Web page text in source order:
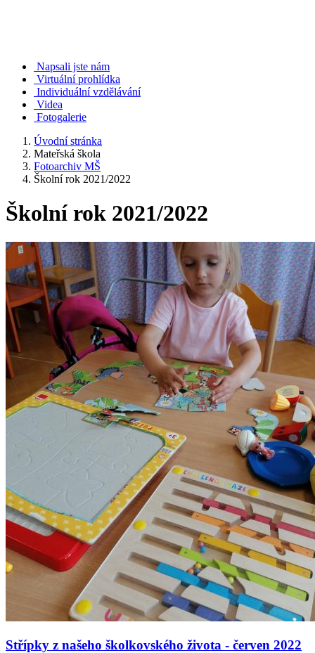
Napsali jste nám
Virtuální prohlídka
Individuální vzdělávání
Videa
Fotogalerie
Úvodní stránka
Mateřská škola
Fotoarchiv MŠ
Školní rok 2021/2022
Školní rok 2021/2022
Střípky z našeho školkovského života - červen 2022